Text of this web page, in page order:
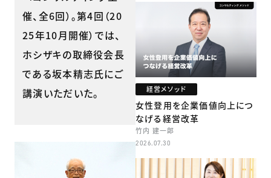
催、全6回）。第4回（20
25年10月開催）では、
ホシザキの取締役会長
である坂本精志氏にご
講演いただいた。
経営メソッド
女性登用を企業価値向上につ
なげる経営改革
竹内 建一郎
2026.07.30